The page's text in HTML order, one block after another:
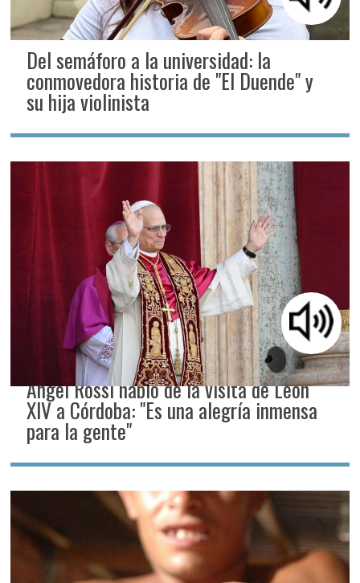
Del semáforo a la universidad: la
conmovedora historia de "El Duende" y
su hija violinista
Ángel Rossi habló de la visita de León
XIV a Córdoba: "Es una alegría inmensa
para la gente"